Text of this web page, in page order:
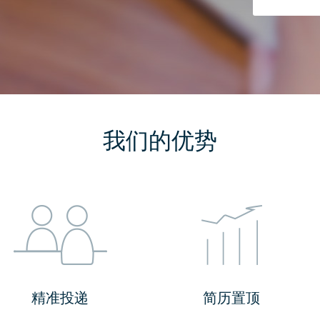
我们的优势
精准投递 简历置顶